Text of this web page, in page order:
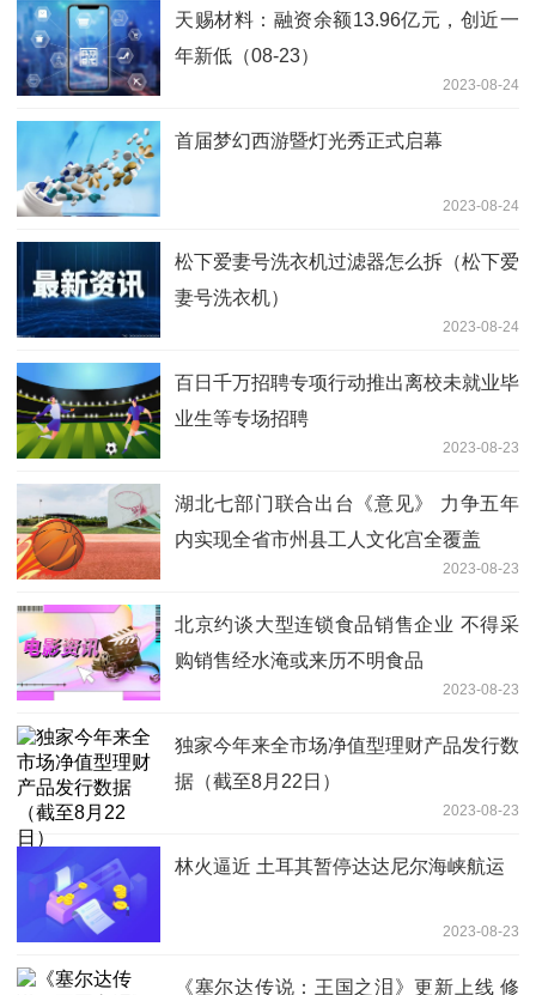
天赐材料：融资余额13.96亿元，创近一
年新低（08-23）
2023-08-24
首届梦幻西游暨灯光秀正式启幕
2023-08-24
松下爱妻号洗衣机过滤器怎么拆（松下爱
妻号洗衣机）
2023-08-24
百日千万招聘专项行动推出离校未就业毕
业生等专场招聘
2023-08-23
湖北七部门联合出台《意见》 力争五年
内实现全省市州县工人文化宫全覆盖
2023-08-23
北京约谈大型连锁食品销售企业 不得采
购销售经水淹或来历不明食品
2023-08-23
独家今年来全市场净值型理财产品发行数
据（截至8月22日）
2023-08-23
林火逼近 土耳其暂停达达尼尔海峡航运
2023-08-23
《塞尔达传说：王国之泪》更新上线 修